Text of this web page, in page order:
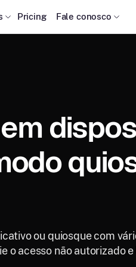
Pricing Fale conosco
ou quiosque com
o acesso não autorizado